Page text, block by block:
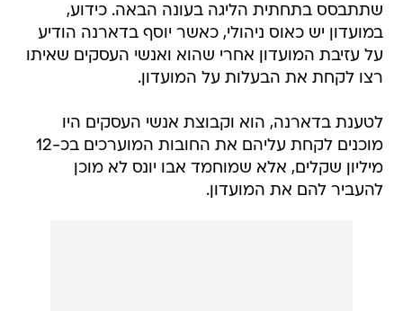
שתתבסס בתחתית הליגה בעונה הבאה. כידוע,
במועדון יש כאוס ניהולי, כאשר יוסף בדארנה הודיע
על עזיבת המועדון אחרי שהוא ואנשי העסקים שאיתו
רצו לקחת את הבעלות על המועדון.
לטענת בדארנה, הוא וקבוצת אנשי העסקים היו
מוכנים לקחת עליהם את החובות המוערכים בכ-12
מיליון שקלים, אלא שמוחמד אבו יונס לא מוכן
להעביר להם את המועדון.